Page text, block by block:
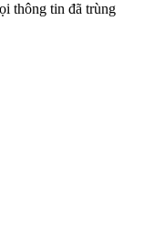
thông tin đã trùng